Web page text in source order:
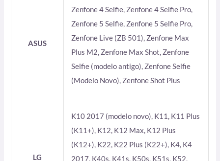
ASUS
Zenfone 4 Selfie, Zenfone 4 Selfie Pro,
Zenfone 5 Selfie, Zenfone 5 Selfie Pro,
Zenfone Live (ZB 501), Zenfone Max
Plus M2, Zenfone Max Shot, Zenfone
Selfie (modelo antigo), Zenfone Selfie
(Modelo Novo), Zenfone Shot Plus
LG
K10 2017 (modelo novo), K11, K11 Plus
(K11+), K12, K12 Max, K12 Plus
(K12+), K22, K22 Plus (K22+), K4, K4
2017, K40s, K41s, K50s, K51s, K52,